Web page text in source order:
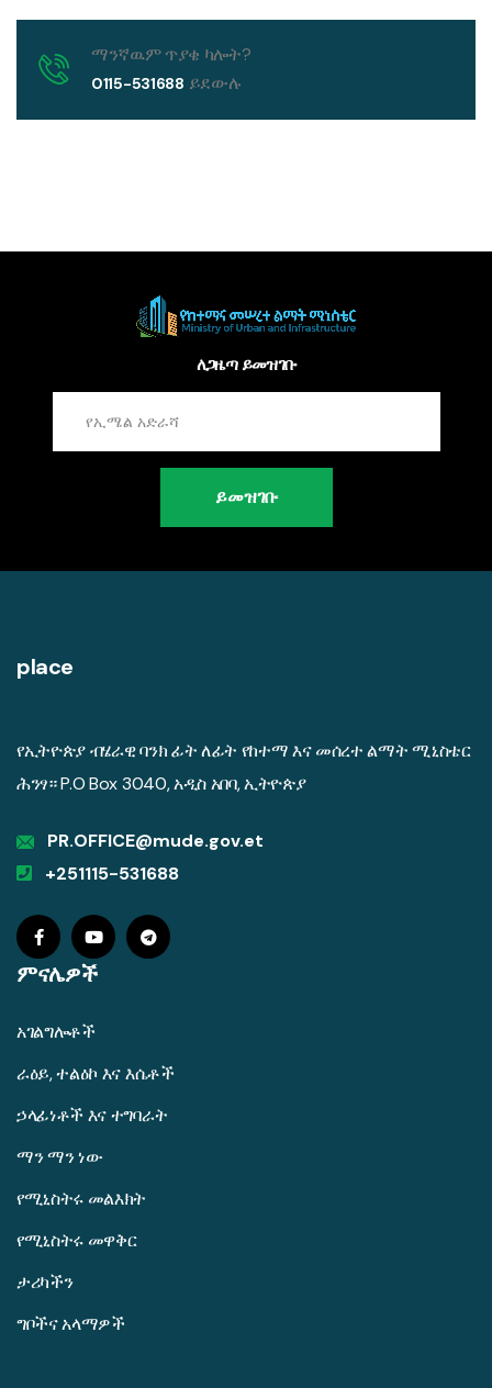
ማንኛዉም ጥያቄ ካሎት?
0115-531688 ይደውሉ
ለጋዜጣ ይመዝገቡ
ይመዝገቡ
place
የኢትዮጵያ ብሄራዊ ባንክ ፊት ለፊት የከተማ እና መሰረተ ልማት ሚኒስቴር
ሕንፃ። P.O Box 3040, አዲስ አበባ, ኢትዮጵያ
PR.OFFICE@mude.gov.et
+251115-531688
ምናሌዎች
አገልግሎቶች
ራዕይ, ተልዕኮ እና እሴቶች
ኃላፊነቶች እና ተግባራት
ማን ማን ነው
የሚኒስትሩ መልእክት
የሚኒስትሩ መዋቅር
ታሪካችን
ግቦችና አላማዎች